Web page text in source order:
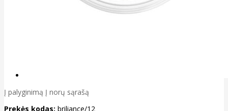
Į palyginimą Į norų sąrašą
Prekės kodas: briliance/12